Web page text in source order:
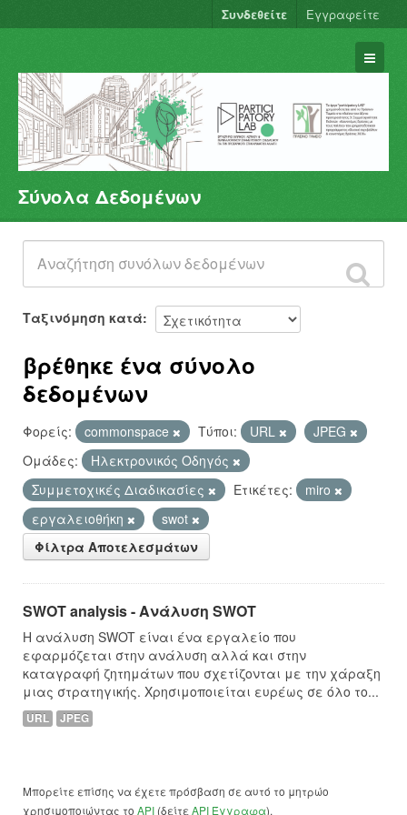
Συνδεθείτε Εγγραφείτε
Σύνολα Δεδομένων
Φορείς
Ομάδες
Σχετικά
Σύνολα Δεδομένων
Ταξινόμηση κατά
βρέθηκε ένα σύνολο
δεδομένων
Φορείς: commonspace Τύποι: URL
JPEG
Ομάδες:
Hλεκτρονικός Οδηγός
Συμμετοχικές Διαδικασίες
Ετικέτες:
miro
εργαλειοθήκη
swot
Φίλτρα Αποτελεσμάτων
SWOT analysis - Ανάλυση SWOT
Η ανάλυση SWOT είναι ένα εργαλείο που
εφαρμόζεται στην ανάλυση αλλά και στην
καταγραφή ζητημάτων που σχετίζονται με την χάραξη
μιας στρατηγικής. Χρησιμοποιείται ευρέως σε όλο το...
URL JPEG
Μπορείτε επίσης να έχετε πρόσβαση σε αυτό το μητρώο
χρησιμοποιώντας το API (δείτε API Έγγραφα).